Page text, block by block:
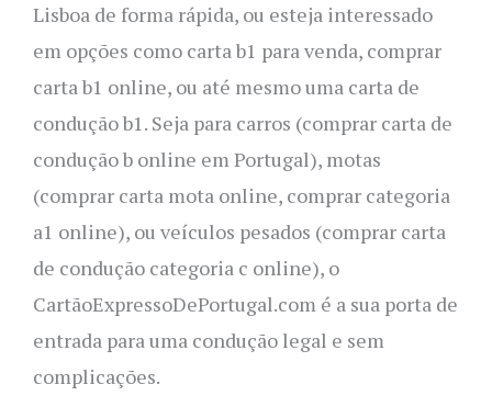
Lisboa de forma rápida, ou esteja interessado
em opções como carta b1 para venda, comprar
carta b1 online, ou até mesmo uma carta de
condução b1. Seja para carros (comprar carta de
condução b online em Portugal), motas
(comprar carta mota online, comprar categoria
a1 online), ou veículos pesados (comprar carta
de condução categoria c online), o
CartãoExpressoDePortugal.com é a sua porta de
entrada para uma condução legal e sem
complicações.